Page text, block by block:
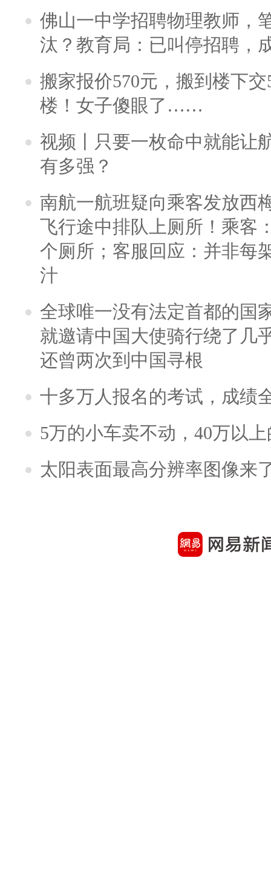
佛山一中学招聘物理教师，
汰？教育局：已叫停招聘，
搬家报价570元，搬到楼下
楼！女子傻眼了……
视频丨只要一枚命中就能让
有多强？
南航一航班疑向乘客发放西
飞行途中排队上厕所！乘客
个厕所；客服回应：并非每
汁
全球唯一没有法定首都的国
就邀请中国大使骑行绕了几
还曾两次到中国寻根
十多万人报名的考试，成绩
5万的小车卖不动，40万以
太阳表面最高分辨率图像来